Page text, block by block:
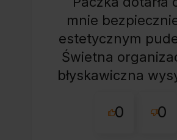
mnie
estetycznym
Świetna
błyskawiczna
sklepu nie
0 0